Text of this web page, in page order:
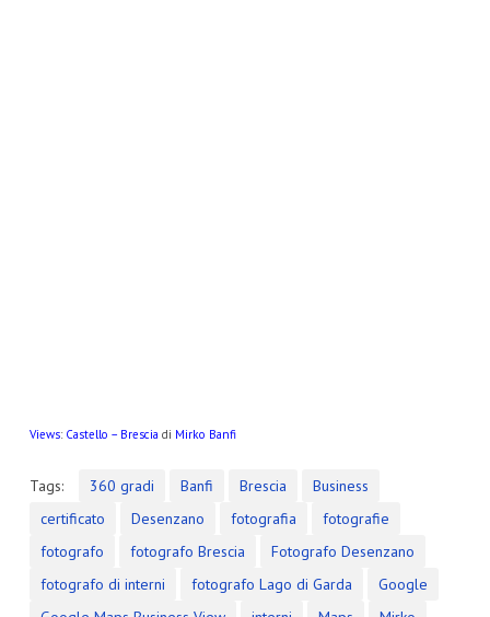
Views: Castello – Brescia di Mirko Banfi
Tags: 360 gradi Banfi Brescia
Business
certificato
Desenzano fotografia
fotografie
fotografo
fotografo Brescia
Fotografo Desenzano
fotografo di interni
fotografo Lago di Garda
Google